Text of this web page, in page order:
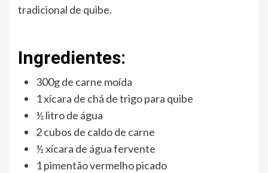
tradicional de quibe.
Ingredientes:
300g de carne moída
1 xícara de chá de trigo para quibe
½ litro de água
2 cubos de caldo de carne
½ xícara de água fervente
1 pimentão vermelho picado